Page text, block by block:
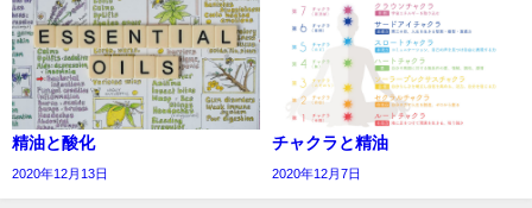
精油と酸化
2020年12月13日
チャクラと精油
2020年12月7日